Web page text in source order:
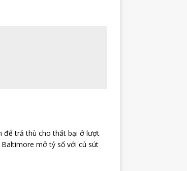
để trả thù cho thất bại ở lượt
mở tỷ số với cú sút